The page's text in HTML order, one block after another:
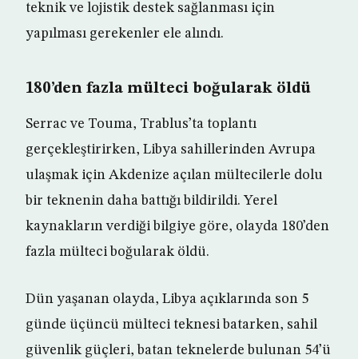
teknik ve lojistik destek sağlanması için
yapılması gerekenler ele alındı.
180’den fazla mülteci boğularak öldü
Serrac ve Touma, Trablus’ta toplantı
gerçekleştirirken, Libya sahillerinden Avrupa
ulaşmak için Akdenize açılan mültecilerle dolu
bir teknenin daha battığı bildirildi. Yerel
kaynakların verdiği bilgiye göre, olayda 180’den
fazla mülteci boğularak öldü.
Dün yaşanan olayda, Libya açıklarında son 5
günde üçüncü mülteci teknesi batarken, sahil
güvenlik güçleri, batan teknelerde bulunan 54’ü